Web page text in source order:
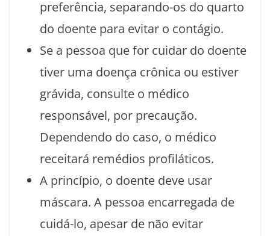
preferência, separando-os do quarto
do doente para evitar o contágio.
Se a pessoa que for cuidar do doente
tiver uma doença crônica ou estiver
grávida, consulte o médico
responsável, por precaução.
Dependendo do caso, o médico
receitará remédios profiláticos.
A princípio, o doente deve usar
máscara. A pessoa encarregada de
cuidá-lo, apesar de não evitar